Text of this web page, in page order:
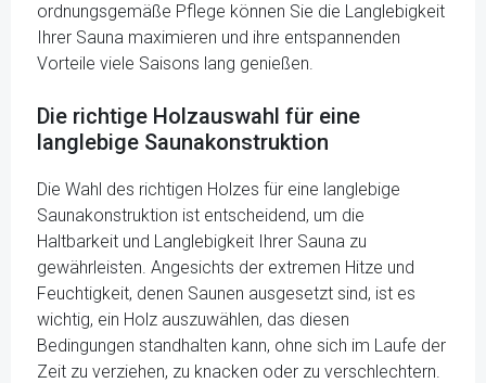
ordnungsgemäße Pflege können Sie die Langlebigkeit
Ihrer Sauna maximieren und ihre entspannenden
Vorteile viele Saisons lang genießen.
Die richtige Holzauswahl für eine
langlebige Saunakonstruktion
Die Wahl des richtigen Holzes für eine langlebige
Saunakonstruktion ist entscheidend, um die
Haltbarkeit und Langlebigkeit Ihrer Sauna zu
gewährleisten. Angesichts der extremen Hitze und
Feuchtigkeit, denen Saunen ausgesetzt sind, ist es
wichtig, ein Holz auszuwählen, das diesen
Bedingungen standhalten kann, ohne sich im Laufe der
Zeit zu verziehen, zu knacken oder zu verschlechtern.